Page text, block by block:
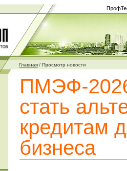
Главная / Просмотр новости
ПМЭФ-
стать
кредитам
бизнеса